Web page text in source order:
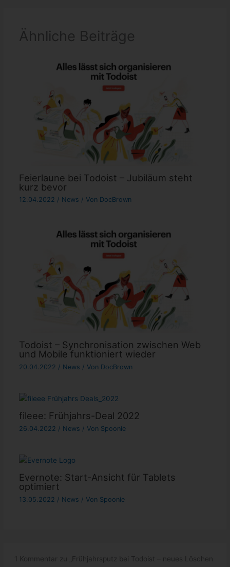
Ähnliche Beiträge
Feierlaune bei Todoist – Jubiläum steht
kurz bevor
12.04.2022 / News / Von DocBrown
Todoist – Synchronisation zwischen Web
und Mobile funktioniert wieder
20.04.2022 / News / Von DocBrown
fileee: Frühjahrs-Deal 2022
26.04.2022 / News / Von Spoonie
Evernote: Start-Ansicht für Tablets
optimiert
13.05.2022 / News / Von Spoonie
1 Kommentar zu „Frühjahrsputz bei Todoist – neues Löschen